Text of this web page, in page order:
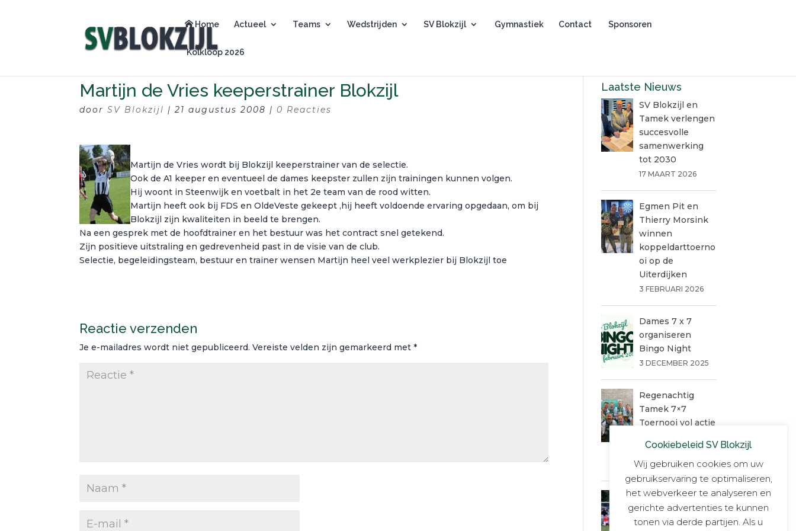
Home Actueel Teams Wedstrijden SV Blokzijl Gymnastiek Contact Sponsoren
Kolkloop 2026
Martijn de Vries keeperstrainer Blokzijl
doorSV Blokzijl |21 augustus 2008 | 0 Reacties
Martijn de Vries wordt bij Blokzijl keeperstrainer van de selectie.
Ook de A1 keeper en eventueel de dames keepster zullen zijn trainingen kunnen volgen.
Hij woont in Steenwijk en voetbalt in het 2e team van de rood witten.
Martijn heeft ook bij FDS en OldeVeste gekeept ,hij heeft voldoende ervaring opgedaan, om bij
Blokzijl zijn kwaliteiten in beeld te brengen.
Na een gesprek met de hoofdtrainer en het bestuur was het contract snel getekend.
Zijn positieve uitstraling en gedrevenheid past in de visie van de club.
Selectie, begeleidingsteam, bestuur en trainer wensen Martijn heel veel werkplezier bij Blokzijl toe
Reactie verzenden
Je e-mailadres wordt niet gepubliceerd. Vereiste velden zijn gemarkeerd met*
Laatste Nieuws
SV Blokzijl en
Tamek verlengen
succesvolle
samenwerking
tot 2030
17 MAART 2026
Egmen Pit en
Thierry Morsink
winnen
koppeldarttoerno
oi op de
Uiterdijken
3 FEBRUARI 2026
Dames 7 x 7
organiseren
Bingo Night
3 DECEMBER 2025
Regenachtig
Tamek 7×7
Toernooi vol actie
penaltydrama!
9 JUNI 2025
Blokzijl VR30+1,
onverslaanbaar,
onnavolgbaar en
Cookiebeleid SV Blokzijl
Wij gebruiken cookies om uw
gebruikservaring te optimaliseren,
het webverkeer te analyseren en
gerichte advertenties te kunnen
tonen via derde partijen. Als u